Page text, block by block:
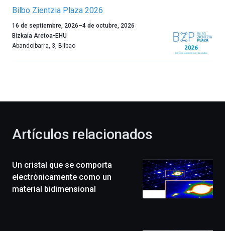
Bilbo Zientzia Plaza 2026
Un
año
más,
celebración
novena
edición
16 de septiembre, 2026–4 de octubre, 2026
Bizkaia Aretoa-EHU
Abandoibarra, 3 Bilbao
Artículos relacionados
Un cristal que se comporta
electrónicamente como un
material bidimensional